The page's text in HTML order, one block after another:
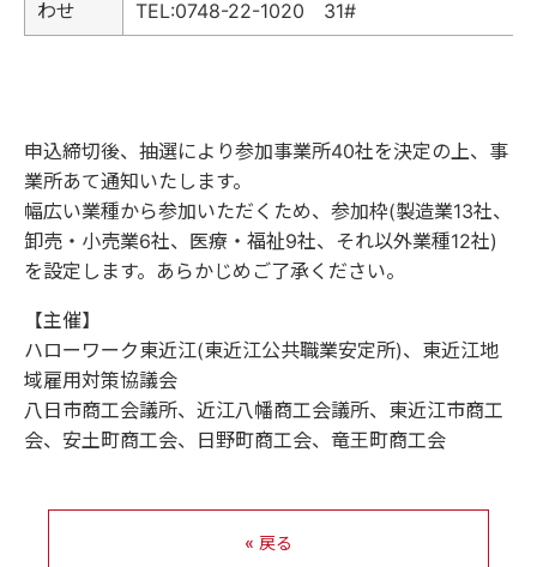
わせ
TEL:0748-22-1020 31#
申込締切後、抽選により参加事業所40社を決定の上、事
業所あて通知いたします。
幅広い業種から参加いただくため、参加枠(製造業13社、
卸売・小売業6社、医療・福祉9社、それ以外業種12社)
を設定します。あらかじめご了承ください。
【主催】
ハローワーク東近江(東近江公共職業安定所)、東近江地
域雇用対策協議会
八日市商工会議所、近江八幡商工会議所、東近江市商工
会、安土町商工会、日野町商工会、竜王町商工会
« 戻る